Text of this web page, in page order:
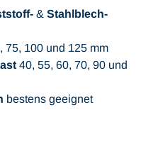
& Stahlblech-
75, 100 und 125 mm
40, 55, 60, 70, 90 und
bestens geeignet